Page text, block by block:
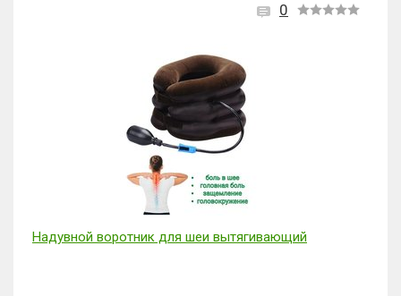
0
Надувной воротник для шеи вытягивающий